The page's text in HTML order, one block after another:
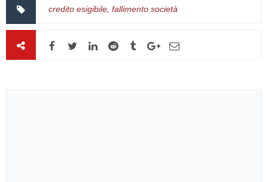
credito esigibile fallimento società